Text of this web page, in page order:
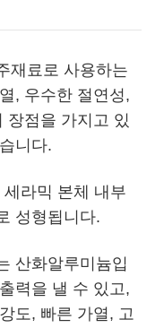
재료로 사용하는
, 우수한 절연성,
장점을 가지고 있
니다.
라믹 본체 내부
성형됩니다.
산화알루미늄입
력을 낼 수 있고,
도, 빠른 가열, 고